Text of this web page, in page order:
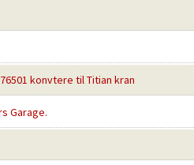
konvtere til Titian kran
Garage.